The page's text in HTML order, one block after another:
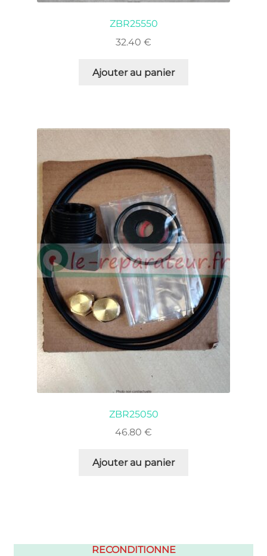
ZBR25550
32.40 €
Ajouter au panier
ZBR25050
46.80 €
Ajouter au panier
RECONDITIONNE